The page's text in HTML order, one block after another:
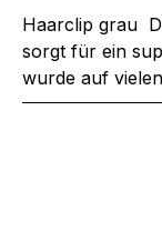
Haarclip grau
sorgt für ein
wurde auf